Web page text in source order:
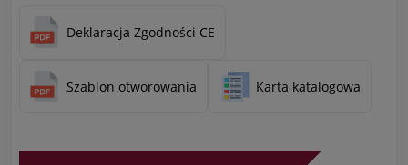
Deklaracja Zgodności CE
Szablon otworowania Karta katalogowa